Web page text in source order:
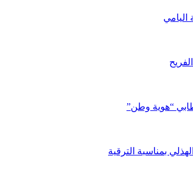
اليامي
“هوية وطن”
بمناسبة الترقية